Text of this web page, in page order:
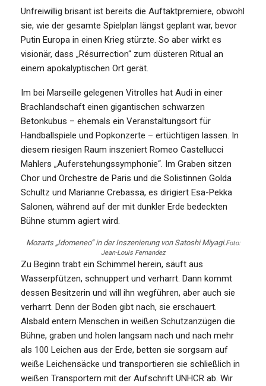
Unfreiwillig brisant ist bereits die Auftaktpremiere, obwohl
sie, wie der gesamte Spielplan längst geplant war, bevor
Putin Europa in einen Krieg stürzte. So aber wirkt es
visionär, dass „Résurrection“ zum düsteren Ritual an
einem apokalyptischen Ort gerät.
Im bei Marseille gelegenen Vitrolles hat Audi in einer
Brachlandschaft einen gigantischen schwarzen
Betonkubus – ehemals ein Veranstaltungsort für
Handballspiele und Popkonzerte – ertüchtigen lassen. In
diesem riesigen Raum inszeniert Romeo Castellucci
Mahlers „Auferstehungssymphonie“. Im Graben sitzen
Chor und Orchestre de Paris und die Solistinnen Golda
Schultz und Marianne Crebassa, es dirigiert Esa-Pekka
Salonen, während auf der mit dunkler Erde bedeckten
Bühne stumm agiert wird.
Mozarts „Idomeneo“ in der Inszenierung von Satoshi Miyagi.Foto:
Jean-Louis Fernandez
Zu Beginn trabt ein Schimmel herein, säuft aus
Wasserpfützen, schnuppert und verharrt. Dann kommt
dessen Besitzerin und will ihn wegführen, aber auch sie
verharrt. Denn der Boden gibt nach, sie erschauert.
Alsbald entern Menschen in weißen Schutzanzügen die
Bühne, graben und holen langsam nach und nach mehr
als 100 Leichen aus der Erde, betten sie sorgsam auf
weiße Leichensäcke und transportieren sie schließlich in
weißen Transportern mit der Aufschrift UNHCR ab. Wir